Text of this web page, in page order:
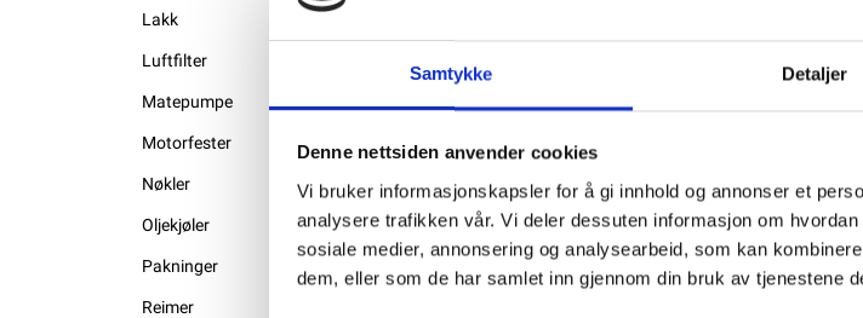
Samtykke Detaljer
Denne nettsiden anvender cookies
Vi bruker informasjonskapsler for å gi innhold og annonser et
analysere trafikken vår. Vi deler dessuten informasjon om
sosiale medier, annonsering og analysearbeid, som kan
dem, eller som de har samlet inn gjennom din bruk av tjenestene
Lakk
Luftfilter
Matepumpe
Motorfester
Nøkler
Oljekjøler
Pakninger
Reimer